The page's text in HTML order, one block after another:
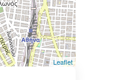
Leaflet